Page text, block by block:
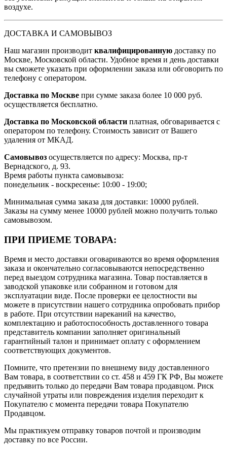
воздухе.
ДОСТАВКА И САМОВЫВОЗ
Наш магазин производит квалифицированную доставку по
Москве, Московской области. Удобное время и день доставки
вы сможете указать при оформлении заказа или обговорить по
телефону с оператором.
Доставка по Москве при сумме заказа более 10 000 руб.
осуществляется бесплатно.
Доставка по Московской области платная, обговаривается с
оператором по телефону. Стоимость зависит от Вашего
удаления от МКАД.
Самовывоз осуществляется по адресу: Москва, пр-т
Вернадского, д. 93.
Время работы пункта самовывоза:
понедельник - воскресенье: 10:00 - 19:00;
Минимальная сумма заказа для доставки: 10000 рублей.
Заказы на сумму менее 10000 рублей можно получить только
самовывозом.
ПРИ ПРИЕМЕ ТОВАРА:
Время и место доставки оговариваются во время оформления
заказа и окончательно согласовываются непосредственно
перед выездом сотрудника магазина. Товар поставляется в
заводской упаковке или собранном и готовом для
эксплуатации виде. После проверки ее целостности вы
можете в присутствии нашего сотрудника опробовать прибор
в работе. При отсутствии нареканий на качество,
комплектацию и работоспособность доставленного товара
представитель компании заполняет оригинальный
гарантийный талон и принимает оплату с оформлением
соответствующих документов.
Помните, что претензии по внешнему виду доставленного
Вам товара, в соответствии со ст. 458 и 459 ГК РФ, Вы можете
предъявить только до передачи Вам товара продавцом. Риск
случайной утраты или повреждения изделия переходит к
Покупателю с момента передачи товара Покупателю
Продавцом.
Мы практикуем отправку товаров почтой и производим
доставку по все России.